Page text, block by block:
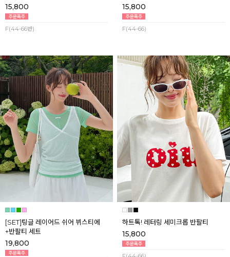
15,800
F(44-66반)
15,800
F(44-66)
[SET]팅글 레이어드 쉬어 뷔스티에
+반팔티 세트
19,800
하트톡! 레터링 세미크롭 반팔티
15,800